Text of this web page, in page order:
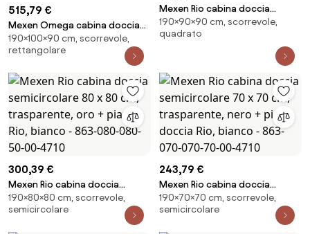
515,79 €
Mexen Omega cabina doccia
scorrevole 100 x 90 cm, grafite,
cromo + piatto Flat, bianco -
190×100×90 cm, scorrevole,
rettangolare
Mexen Rio cabina doccia
quadrata 90 x 90 cm,
trasparente, nera - 860-090-
190×90×90 cm, scorrevole,
quadrato
300,39 €
Mexen Rio cabina doccia
semicircolare 80 x 80 cm,
trasparente, oro + piatto Rio,
bianco - 863-080-080-50-00-
190×80×80 cm, scorrevole,
semicircolare
243,79 €
Mexen Rio cabina doccia
semicircolare 70 x 70 cm,
trasparente, nero + piatto
doccia Rio, bianco - 863-070-
190×70×70 cm, scorrevole,
semicircolare